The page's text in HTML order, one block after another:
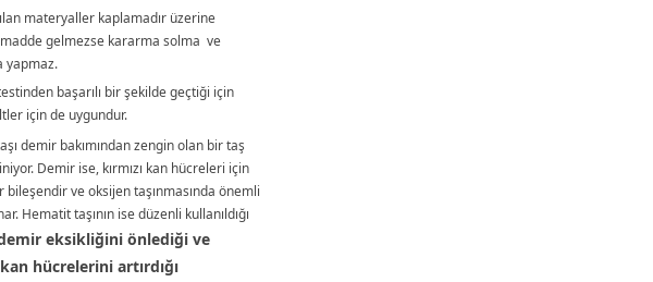
materyaller kaplamadır üzerine
gelmezse kararma solma ve
yapmaz.
başarılı bir şekilde geçtiği için
için de uygundur.
demir bakımından zengin olan bir taş
Demir ise, kırmızı kan hücreleri için
bileşendir ve oksijen taşınmasında önemli
Hematit taşının ise düzenli kullanıldığı
eksikliğini önlediği ve
kan hücrelerini artırdığı